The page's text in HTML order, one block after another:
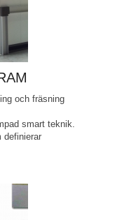
och fräsning
smart teknik.
definierar